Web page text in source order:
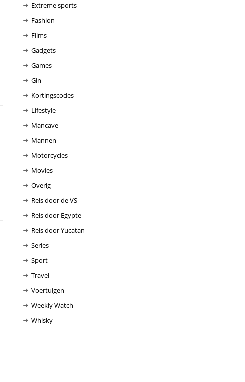
Extreme sports
Fashion
Films
Gadgets
Games
Gin
Kortingscodes
Lifestyle
Mancave
Mannen
Motorcycles
Movies
Overig
Reis door de VS
Reis door Egypte
Reis door Yucatan
Series
Sport
Travel
Voertuigen
Weekly Watch
Whisky